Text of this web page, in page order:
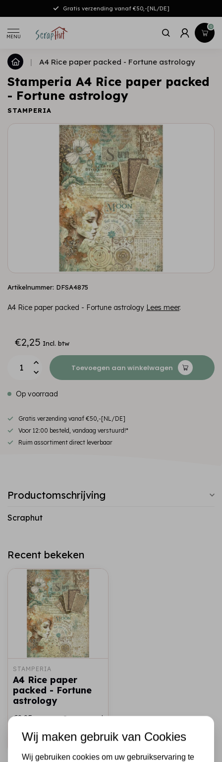
Gratis verzending vanaf €50,-[NL/DE]
MENU
0
| A4 Rice paper packed - Fortune astrology
Stamperia A4 Rice paper packed
- Fortune astrology
STAMPERIA
Artikelnummer: DFSA4875
A4 Rice paper packed - Fortune astrology Lees meer.
€2,25 Incl. btw
Toevoegen aan winkelwagen
Op voorraad
Gratis verzending vanaf €50,-[NL/DE]
Voor 12:00 besteld, vandaag verstuurd!*
Ruim assortiment direct leverbaar
Productomschrijving
Scraphut
Recent bekeken
STAMPERIA
A4 Rice paper
packed - Fortune
astrology
€2,25 Op voorraad
Snel toevoegen
Wij maken gebruik van Cookies
Wij gebruiken cookies om uw gebruikservaring te